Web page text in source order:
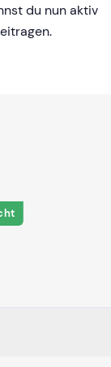
du nun aktiv